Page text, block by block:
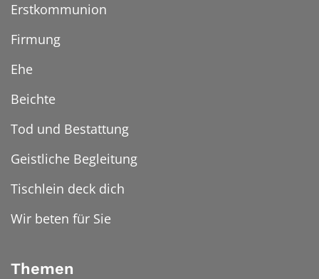
Erstkommunion
Firmung
Ehe
Beichte
Tod und Bestattung
Geistliche Begleitung
Tischlein deck dich
Wir beten für Sie
Themen